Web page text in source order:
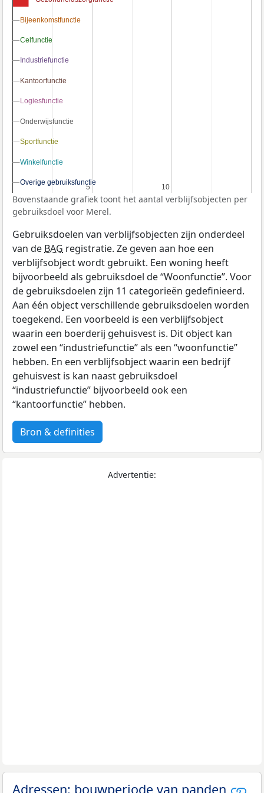
5
5 10
10
Bijeenkomstfunctie
Bijeenkomstfunctie
Celfunctie
Celfunctie
Industriefunctie
Industriefunctie
Kantoorfunctie
Kantoorfunctie
Logiesfunctie
Logiesfunctie
Onderwijsfunctie
Onderwijsfunctie
Sportfunctie
Sportfunctie
Winkelfunctie
Winkelfunctie
Overige gebruiksfunctie
Overige gebruiksfunctie
Bovenstaande grafiek toont het aantal verblijfsobjecten per
gebruiksdoel voor Merel.
Gebruiksdoelen van verblijfsobjecten zijn onderdeel
van de BAG registratie. Ze geven aan hoe een
verblijfsobject wordt gebruikt. Een woning heeft
bijvoorbeeld als gebruiksdoel de “Woonfunctie”. Voor
de gebruiksdoelen zijn 11 categorieën gedefinieerd.
Aan één object verschillende gebruiksdoelen worden
toegekend. Een voorbeeld is een verblijfsobject
waarin een boerderij gehuisvest is. Dit object kan
zowel een “industriefunctie” als een “woonfunctie”
hebben. En een verblijfsobject waarin een bedrijf
gehuisvest is kan naast gebruiksdoel
“industriefunctie” bijvoorbeeld ook een
“kantoorfunctie” hebben.
Bron & definities
Advertentie:
Adressen: bouwperiode van panden